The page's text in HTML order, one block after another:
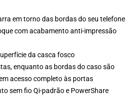
em torno das bordas do seu telefone
com acabamento anti-impressão
da casca fosco
enquanto as bordas do caso são
acesso completo às portas
sem fio Qi-padrão e PowerShare